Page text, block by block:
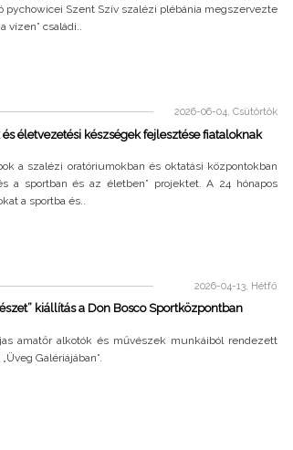
pychowicei Szent Szív szalézi plébánia megszervezte
vízen” családi..
2026-06-04, Csütörtök
életvezetési készségek fejlesztése fiataloknak
a szalézi oratóriumokban és oktatási központokban
a sportban és az életben” projektet. A 24 hónapos
a sportba és..
2026-04-13, Hétfő
kiállítás a Don Bosco Sportközpontban
amatőr alkotók és művészek munkáiból rendezett
Galériájában”.